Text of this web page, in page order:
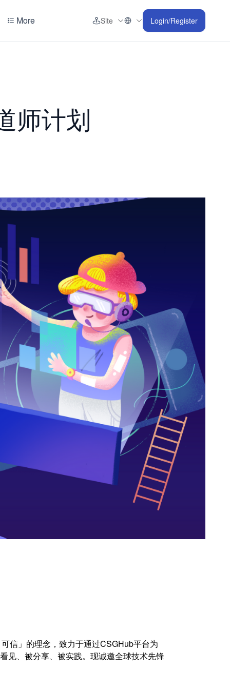
More Site Login/Register
师计划
信」的理念，致力于通过CSGHub平台为
见、被分享、被实践。现诚邀全球技术先锋